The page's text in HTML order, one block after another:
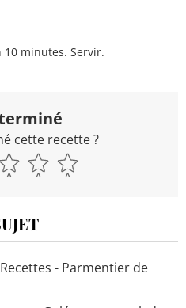
minutes. Servir.
cette recette ?
- Parmentier de